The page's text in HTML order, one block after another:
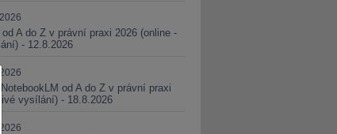
A do Z v právní praxi 2026 (online -
- 12.8.2026
NotebookLM od A do Z v právní praxi
vysílání) - 18.8.2026